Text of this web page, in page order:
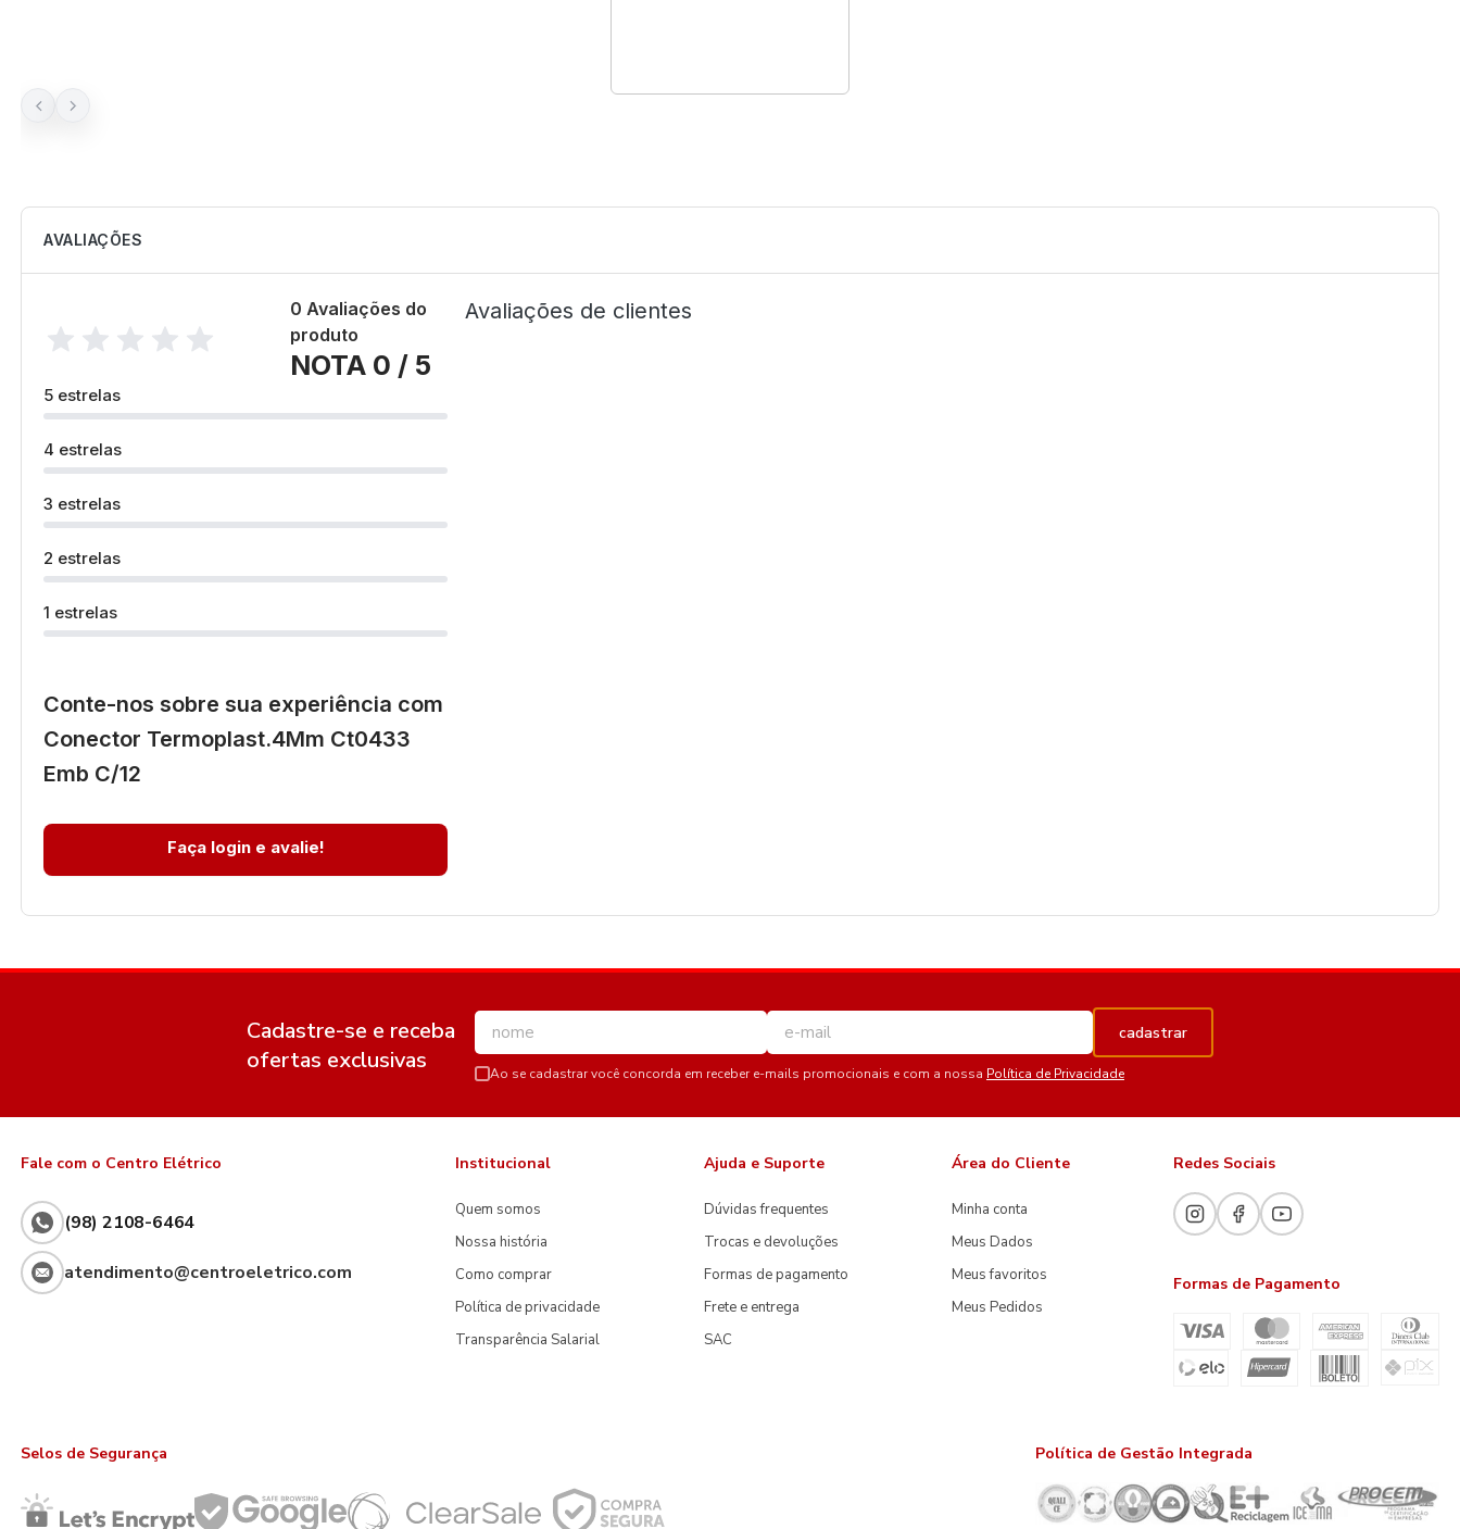
AVALIAÇÕES
0 Avaliações do
produto
NOTA 0 / 5
5 estrelas
4 estrelas
3 estrelas
2 estrelas
1 estrelas
Conte-nos sobre sua experiência com
Conector Termoplast.4Mm Ct0433
Emb C/12
Faça login e avalie!
Avaliações de clientes
Cadastre-se e receba
ofertas exclusivas
cadastrar
Ao se cadastrar você concorda em receber e-mails promocionais e com a nossa Política de Privacidade
Fale com o Centro Elétrico
(98) 2108-6464
atendimento@centroeletrico.com
Institucional
Quem somos
Nossa história
Como comprar
Política de privacidade
Transparência Salarial
Ajuda e Suporte
Dúvidas frequentes
Trocas e devoluções
Formas de pagamento
Frete e entrega
SAC
Área do Cliente
Minha conta
Meus Dados
Meus favoritos
Meus Pedidos
Redes Sociais
Formas de Pagamento
Selos de Segurança Política de Gestão Integrada